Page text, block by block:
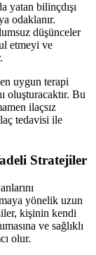
yatan bilinçdışı
odaklanır.
düşünceler
etmeyi ve
uygun terapi
oluşturacaktır. Bu
ilaçsız
tedavisi ile
Stratejiler
yönelik uzun
kişinin kendi
ve sağlıklı
olur.